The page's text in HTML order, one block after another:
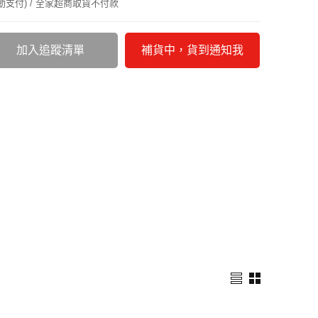
支付) / 全家超商取貨不付款
補貨中，貨到通知我
加入追蹤清單